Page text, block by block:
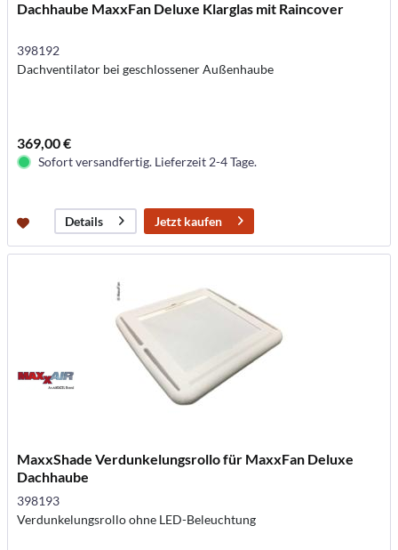
Dachhaube MaxxFan Deluxe Klarglas mit Raincover
398192
Dachventilator bei geschlossener Außenhaube
369,00 €
Sofort versandfertig. Lieferzeit 2-4 Tage.
Details Jetzt kaufen
MaxxShade Verdunkelungsrollo für MaxxFan Deluxe
Dachhaube
398193
Verdunkelungsrollo ohne LED-Beleuchtung